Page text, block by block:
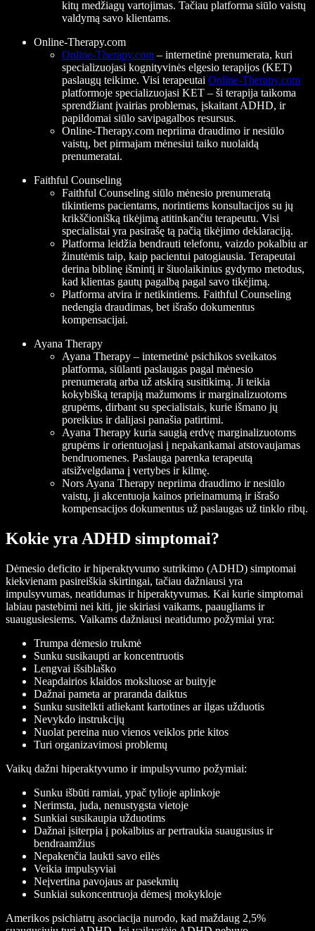
kitų medžiagų vartojimas. Tačiau platforma siūlo vaistų
valdymą savo klientams.
Online-Therapy.com
Online-Therapy.com – internetinė prenumerata, kuri
specializuojasi kognityvinės elgesio terapijos (KET)
paslaugų teikime. Visi terapeutai Online-Therapy.com
platformoje specializuojasi KET – ši terapija taikoma
sprendžiant įvairias problemas, įskaitant ADHD, ir
papildomai siūlo savipagalbos resursus.
Online-Therapy.com nepriima draudimo ir nesiūlo
vaistų, bet pirmajam mėnesiui taiko nuolaidą
prenumeratai.
Faithful Counseling
Faithful Counseling siūlo mėnesio prenumeratą
tikintiems pacientams, norintiems konsultacijos su jų
krikščionišką tikėjimą atitinkančiu terapeutu. Visi
specialistai yra pasirašę tą pačią tikėjimo deklaraciją.
Platforma leidžia bendrauti telefonu, vaizdo pokalbiu ar
žinutėmis taip, kaip pacientui patogiausia. Terapeutai
derina biblinę išmintį ir šiuolaikinius gydymo metodus,
kad klientas gautų pagalbą pagal savo tikėjimą.
Platforma atvira ir netikintiems. Faithful Counseling
nedengia draudimas, bet išrašo dokumentus
kompensacijai.
Ayana Therapy
Ayana Therapy – internetinė psichikos sveikatos
platforma, siūlanti paslaugas pagal mėnesio
prenumeratą arba už atskirą susitikimą. Ji teikia
kokybišką terapiją mažumoms ir marginalizuotoms
grupėms, dirbant su specialistais, kurie išmano jų
poreikius ir dalijasi panašia patirtimi.
Ayana Therapy kuria saugią erdvę marginalizuotoms
grupėms ir orientuojasi į nepakankamai atstovaujamas
bendruomenes. Paslauga parenka terapeutą
atsižvelgdama į vertybes ir kilmę.
Nors Ayana Therapy nepriima draudimo ir nesiūlo
vaistų, ji akcentuoja kainos prieinamumą ir išrašo
kompensacijos dokumentus už paslaugas už tinklo ribų.
Kokie yra ADHD simptomai?
Dėmesio deficito ir hiperaktyvumo sutrikimo (ADHD) simptomai
kiekvienam pasireiškia skirtingai, tačiau dažniausi yra
impulsyvumas, neatidumas ir hiperaktyvumas. Kai kurie simptomai
labiau pastebimi nei kiti, jie skiriasi vaikams, paaugliams ir
suaugusiesiems. Vaikams dažniausi neatidumo požymiai yra:
Trumpa dėmesio trukmė
Sunku susikaupti ar koncentruotis
Lengvai išsiblaško
Neapdairios klaidos moksluose ar buityje
Dažnai pameta ar praranda daiktus
Sunku susitelkti atliekant kartotines ar ilgas užduotis
Nevykdo instrukcijų
Nuolat pereina nuo vienos veiklos prie kitos
Turi organizavimosi problemų
Vaikų dažni hiperaktyvumo ir impulsyvumo požymiai:
Sunku išbūti ramiai, ypač tylioje aplinkoje
Nerimsta, juda, nenustygsta vietoje
Sunkiai susikaupia užduotims
Dažnai įsiterpia į pokalbius ar pertraukia suaugusius ir
bendraamžius
Nepakenčia laukti savo eilės
Veikia impulsyviai
Neįvertina pavojaus ar pasekmių
Sunkiai sukoncentruoja dėmesį mokykloje
Amerikos psichiatrų asociacija nurodo, kad maždaug 2,5%